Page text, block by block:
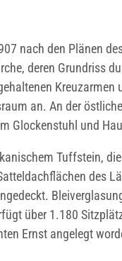
nach den Plänen
deren Grundriss
an. An der
Glockenstuhl und
Tuffstein,
des
über 1.180
Ernst angelegt